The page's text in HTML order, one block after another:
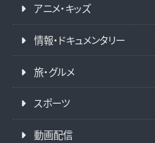
アニメ・キッズ
情報・ドキュメンタリー
旅・グルメ
スポーツ
動画配信